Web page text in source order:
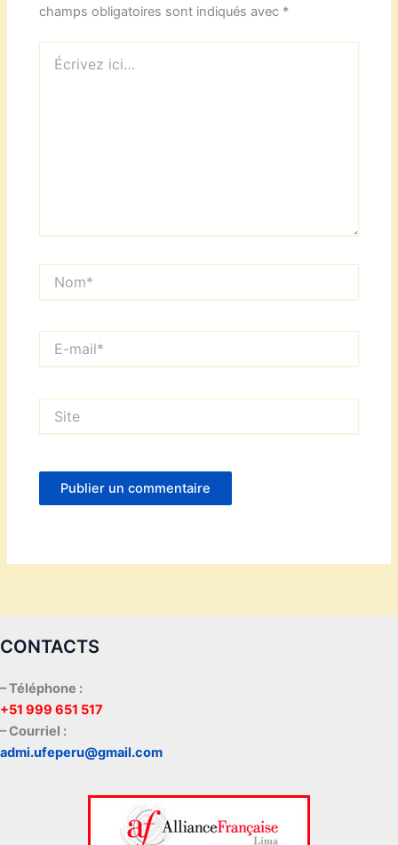
champs obligatoires sont indiqués avec *
ici…
mail*
CONTACTS
– Téléphone :
+51 999 651 517
– Courriel :
admi.ufeperu@gmail.com